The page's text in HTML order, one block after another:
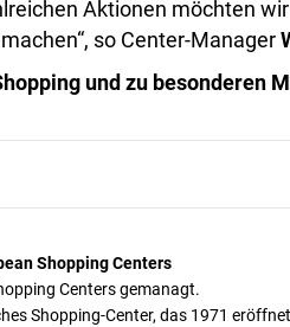
Aktionen möchten
so Center-Manager
und zu besonderen
Shopping Centers
Centers gemanagt.
Shopping-Center, das 1971